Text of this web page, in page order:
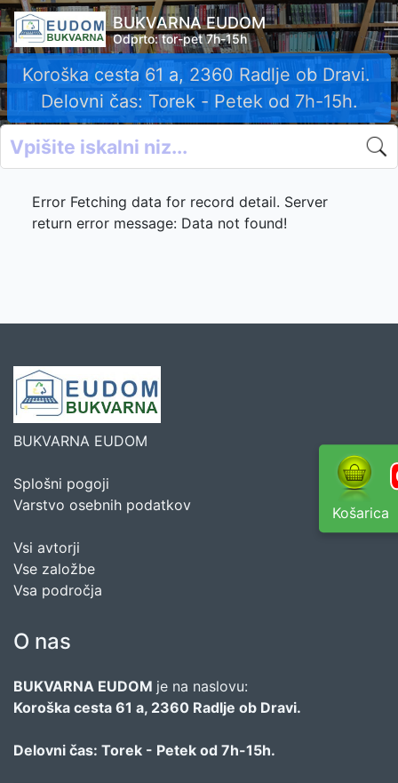
BUKVARNA EUDOM
Odprto: tor-pet 7h-15h
Koroška cesta 61 a, 2360 Radlje ob Dravi.
Delovni čas: Torek - Petek od 7h-15h.
Košarica
Error Fetching data for record detail. Server
return error message: Data not found!
BUKVARNA EUDOM
Splošni pogoji
Varstvo osebnih podatkov
Vsi avtorji
Vse založbe
Vsa področja
O nas
BUKVARNA EUDOM je na naslovu:
Koroška cesta 61 a, 2360 Radlje ob Dravi.
Delovni čas: Torek - Petek od 7h-15h.